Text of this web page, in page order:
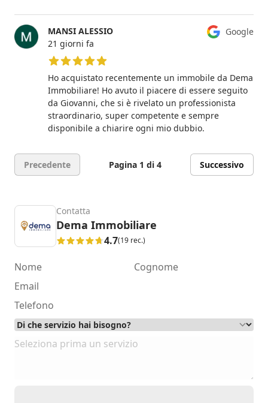
Google
MANSI ALESSIO
21 giorni fa
5 su 5 stelle
Ho acquistato recentemente un immobile da Dema
Immobiliare! Ho avuto il piacere di essere seguito
da Giovanni, che si è rivelato un professionista
straordinario, super competente e sempre
disponibile a chiarire ogni mio dubbio.
Precedente Pagina 1 di 4 Successivo
Contatta
Dema Immobiliare
4.7(19 rec.)